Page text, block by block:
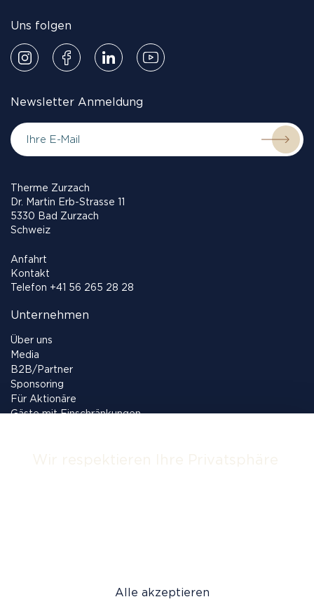
Alle akzeptieren
Uns folgen
Newsletter Anmeldung
Therme Zurzach
Dr. Martin Erb-Strasse 11
5330 Bad Zurzach
Schweiz
Anfahrt
Kontakt
Telefon +41 56 265 28 28
Unternehmen
Über uns
Media
B2B/Partner
Sponsoring
Für Aktionäre
Gäste mit Einschränkungen